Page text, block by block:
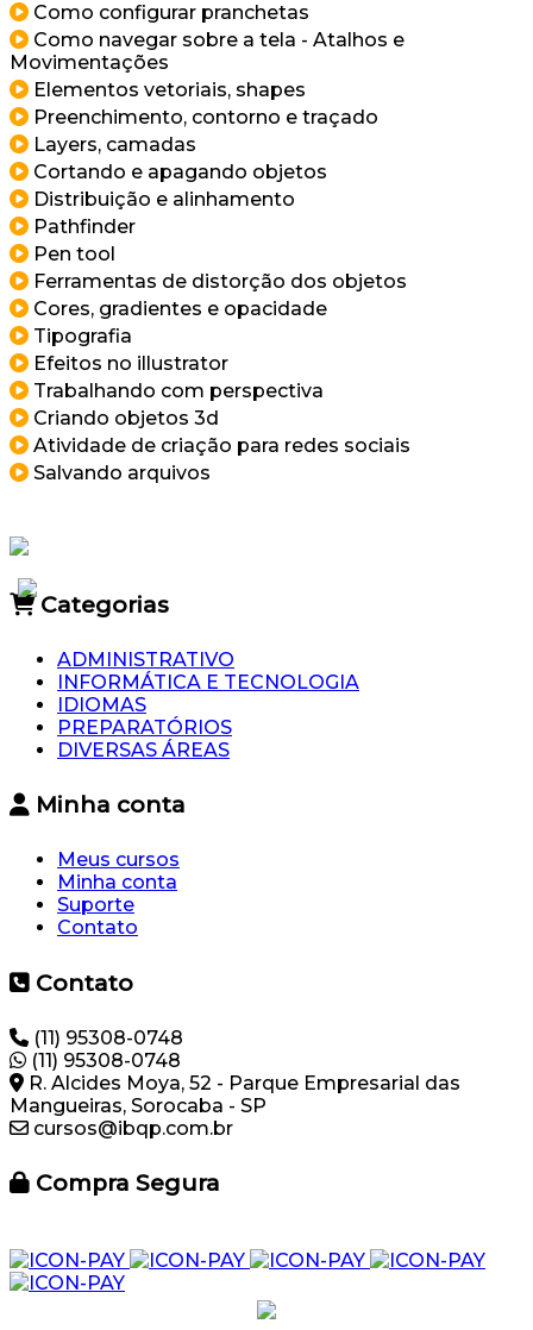
Como configurar pranchetas
Como navegar sobre a tela - Atalhos e
Movimentações
Elementos vetoriais, shapes
Preenchimento, contorno e traçado
Layers, camadas
Cortando e apagando objetos
Distribuição e alinhamento
Pathfinder
Pen tool
Ferramentas de distorção dos objetos
Cores, gradientes e opacidade
Tipografia
Efeitos no illustrator
Trabalhando com perspectiva
Criando objetos 3d
Atividade de criação para redes sociais
Salvando arquivos
Categorias
ADMINISTRATIVO
INFORMÁTICA E TECNOLOGIA
IDIOMAS
PREPARATÓRIOS
DIVERSAS ÁREAS
Minha conta
Meus cursos
Minha conta
Suporte
Contato
Contato
(11) 95308-0748
(11) 95308-0748
R. Alcides Moya, 52 - Parque Empresarial das
Mangueiras, Sorocaba - SP
cursos@ibqp.com.br
Compra Segura
© Todos os direitos reservados | IBQP CURSOS E